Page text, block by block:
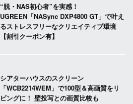
“脱・NAS初心者”を実感！
UGREEN「NASync DXP4800 GT」で叶え
るストレスフリーなクリエイティブ環境
【割引クーポン有】
シアターハウスのスクリーン
「WCB2214WEM」で100型＆高画質をリ
ビングに！ 壁投写との画質比較も